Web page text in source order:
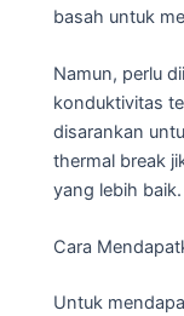
basah untuk
Namun, perlu
konduktivitas
disarankan
thermal break
yang lebih baik.
Cara
Untuk